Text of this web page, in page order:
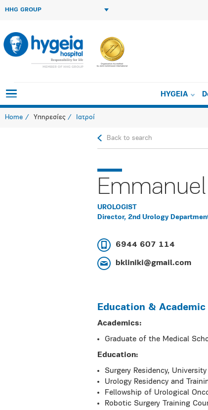
HHG GROUP
HYGEIA
Home Υπηρεσίες Ιατροί
Back to search
UROLOGIST
Director, 2nd Urology
6944 607 114
bkliniki@gmail.com
Education &
Academics:
Graduate of the Medical
Education:
Surgery Residency,
Urology Residency and
Fellowship of Urological
Robotic Surgery Training